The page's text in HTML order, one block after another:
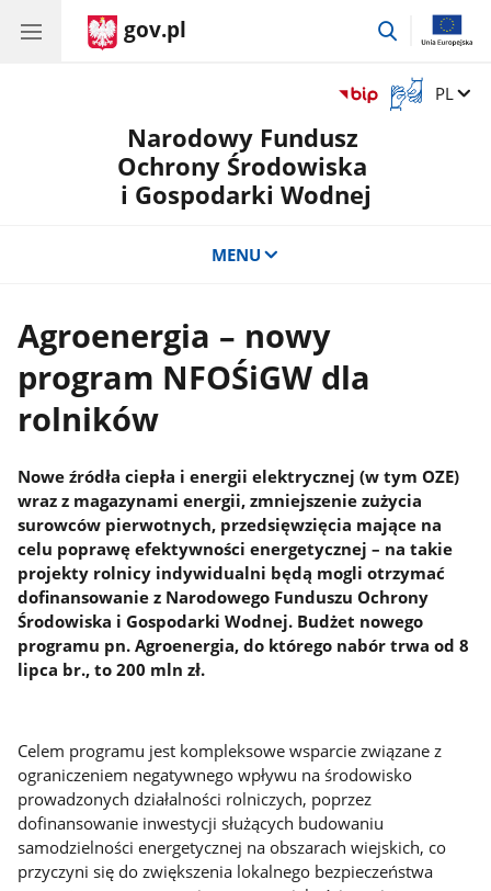
gov.pl
przejdź
Otwórz
okno
Zmień
PL
Narodowy Fundusz
Ochrony Środowiska
i Gospodarki Wodnej
MENU
Agroenergia – nowy
program NFOŚiGW dla
rolników
Nowe źródła ciepła i energii elektrycznej (w tym OZE)
wraz z magazynami energii, zmniejszenie zużycia
surowców pierwotnych, przedsięwzięcia mające na
celu poprawę efektywności energetycznej – na takie
projekty rolnicy indywidualni będą mogli otrzymać
dofinansowanie z Narodowego Funduszu Ochrony
Środowiska i Gospodarki Wodnej. Budżet nowego
programu pn. Agroenergia, do którego nabór trwa od 8
lipca br., to 200 mln zł.
Celem programu jest kompleksowe wsparcie związane z
ograniczeniem negatywnego wpływu na środowisko
prowadzonych działalności rolniczych, poprzez
dofinansowanie inwestycji służących budowaniu
samodzielności energetycznej na obszarach wiejskich, co
przyczyni się do zwiększenia lokalnego bezpieczeństwa